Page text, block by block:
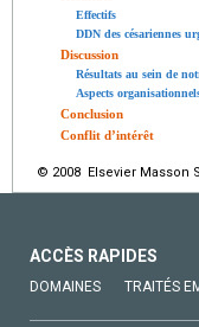
Effectifs
DDN des césariennes
Discussion
Résultats au sein de
Aspects
Conclusion
Conflit d’intérêt
© 2008 Elsevier Masson
ACCÈS RAPIDES
DOMAINES TRAITÉS